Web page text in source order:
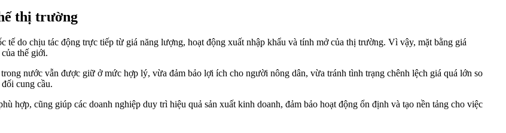
thị trường
do chịu tác động trực tiếp từ giá năng lượng, hoạt động xuất nhập khẩu và tính mở của thị trường. Vì vậy, mặt bằng giá
thế giới.
nước vẫn được giữ ở mức hợp lý, vừa đảm bảo lợi ích cho người nông dân, vừa tránh tình trạng chênh lệch giá quá lớn so
cung cầu.
hợp, cũng giúp các doanh nghiệp duy trì hiệu quả sản xuất kinh doanh, đảm bảo hoạt động ổn định và tạo nền tảng cho việc